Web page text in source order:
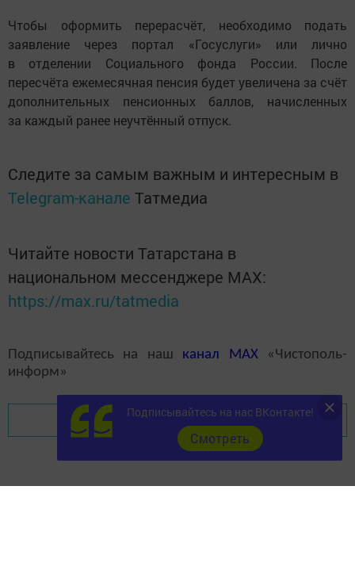
Чтобы оформить перерасчёт, необходимо подать
заявление через портал «Госуслуги» или лично
в отделении Социального фонда России. После
пересчёта ежемесячная пенсия будет увеличена за счёт
дополнительных пенсионных баллов, начисленных
за каждый ранее неучтённый отпуск.
Следите за самым важным и интересным в
Telegram-канале Татмедиа
Читайте новости Татарстана в
национальном мессенджере MАХ:
https://max.ru/tatmedia
Подписывайтесь на наш канал MAX«Чистополь-
информ»
Перейти на страницу новости
Подписывайтесь на нас ВКонтакте!
Cмотреть